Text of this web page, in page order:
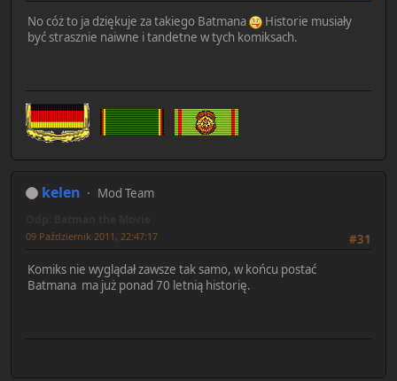
No cóż to ja dziękuje za takiego Batmana
Historie musiały
być strasznie naiwne i tandetne w tych komiksach.
kelen Mod Team
#31
09 Październik 2011, 22:47:17
Komiks nie wyglądał zawsze tak samo, w końcu postać
Batmana ma już ponad 70 letnią historię.